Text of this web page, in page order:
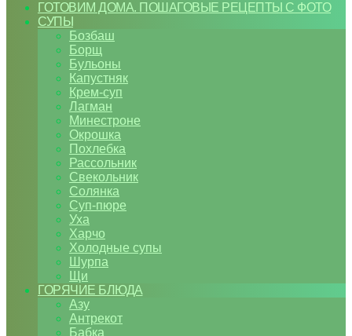
ГОТОВИМ ДОМА. ПОШАГОВЫЕ РЕЦЕПТЫ С ФОТО
СУПЫ
Бозбаш
Борщ
Бульоны
Капустняк
Крем-суп
Лагман
Минестроне
Окрошка
Похлебка
Рассольник
Свекольник
Солянка
Суп-пюре
Уха
Харчо
Холодные супы
Шурпа
Щи
ГОРЯЧИЕ БЛЮДА
Азу
Антрекот
Бабка